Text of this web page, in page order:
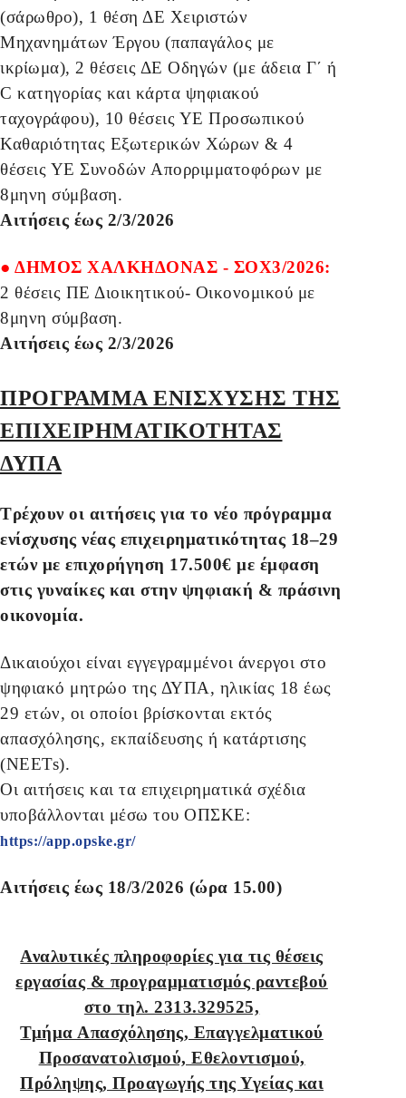
(σάρωθρο), 1 θέση ΔΕ Χειριστών
Μηχανημάτων Έργου (παπαγάλος με
ικρίωμα), 2 θέσεις ΔΕ Οδηγών (με άδεια Γ΄ ή
C κατηγορίας και κάρτα ψηφιακού
ταχογράφου), 10 θέσεις ΥΕ Προσωπικού
Καθαριότητας Εξωτερικών Χώρων & 4
θέσεις ΥΕ Συνοδών Απορριμματοφόρων με
8μηνη σύμβαση.
Αιτήσεις έως 2/3/2026
● ΔΗΜΟΣ ΧΑΛΚΗΔΟΝΑΣ - ΣΟΧ3/2026:
2 θέσεις ΠΕ Διοικητικού- Οικονομικού με
8μηνη σύμβαση.
Αιτήσεις έως 2/3/2026
ΠΡΟΓΡΑΜΜΑ ΕΝΙΣΧΥΣΗΣ ΤΗΣ
ΕΠΙΧΕΙΡΗΜΑΤΙΚΟΤΗΤΑΣ
ΔΥΠΑ
Τρέχουν οι αιτήσεις για το νέο πρόγραμμα
ενίσχυσης νέας επιχειρηματικότητας 18–29
ετών με επιχορήγηση 17.500€ με έμφαση
στις γυναίκες και στην ψηφιακή & πράσινη
οικονομία.
Δικαιούχοι είναι εγγεγραμμένοι άνεργοι στο
ψηφιακό μητρώο της ΔΥΠΑ, ηλικίας 18 έως
29 ετών, οι οποίοι βρίσκονται εκτός
απασχόλησης, εκπαίδευσης ή κατάρτισης
(NEETs).
Οι αιτήσεις και τα επιχειρηματικά σχέδια
υποβάλλονται μέσω του ΟΠΣΚΕ:
https://app.opske.gr/
Αιτήσεις έως 18/3/2026 (ώρα 15.00)
Αναλυτικές πληροφορίες για τις θέσεις
εργασίας & προγραμματισμός ραντεβού
στο τηλ. 2313.329525,
Τμήμα Απασχόλησης, Επαγγελματικού
Προσανατολισμού, Εθελοντισμού,
Πρόληψης, Προαγωγής της Υγείας και